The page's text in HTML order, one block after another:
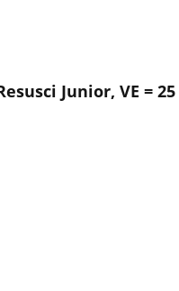
Junior, VE = 25